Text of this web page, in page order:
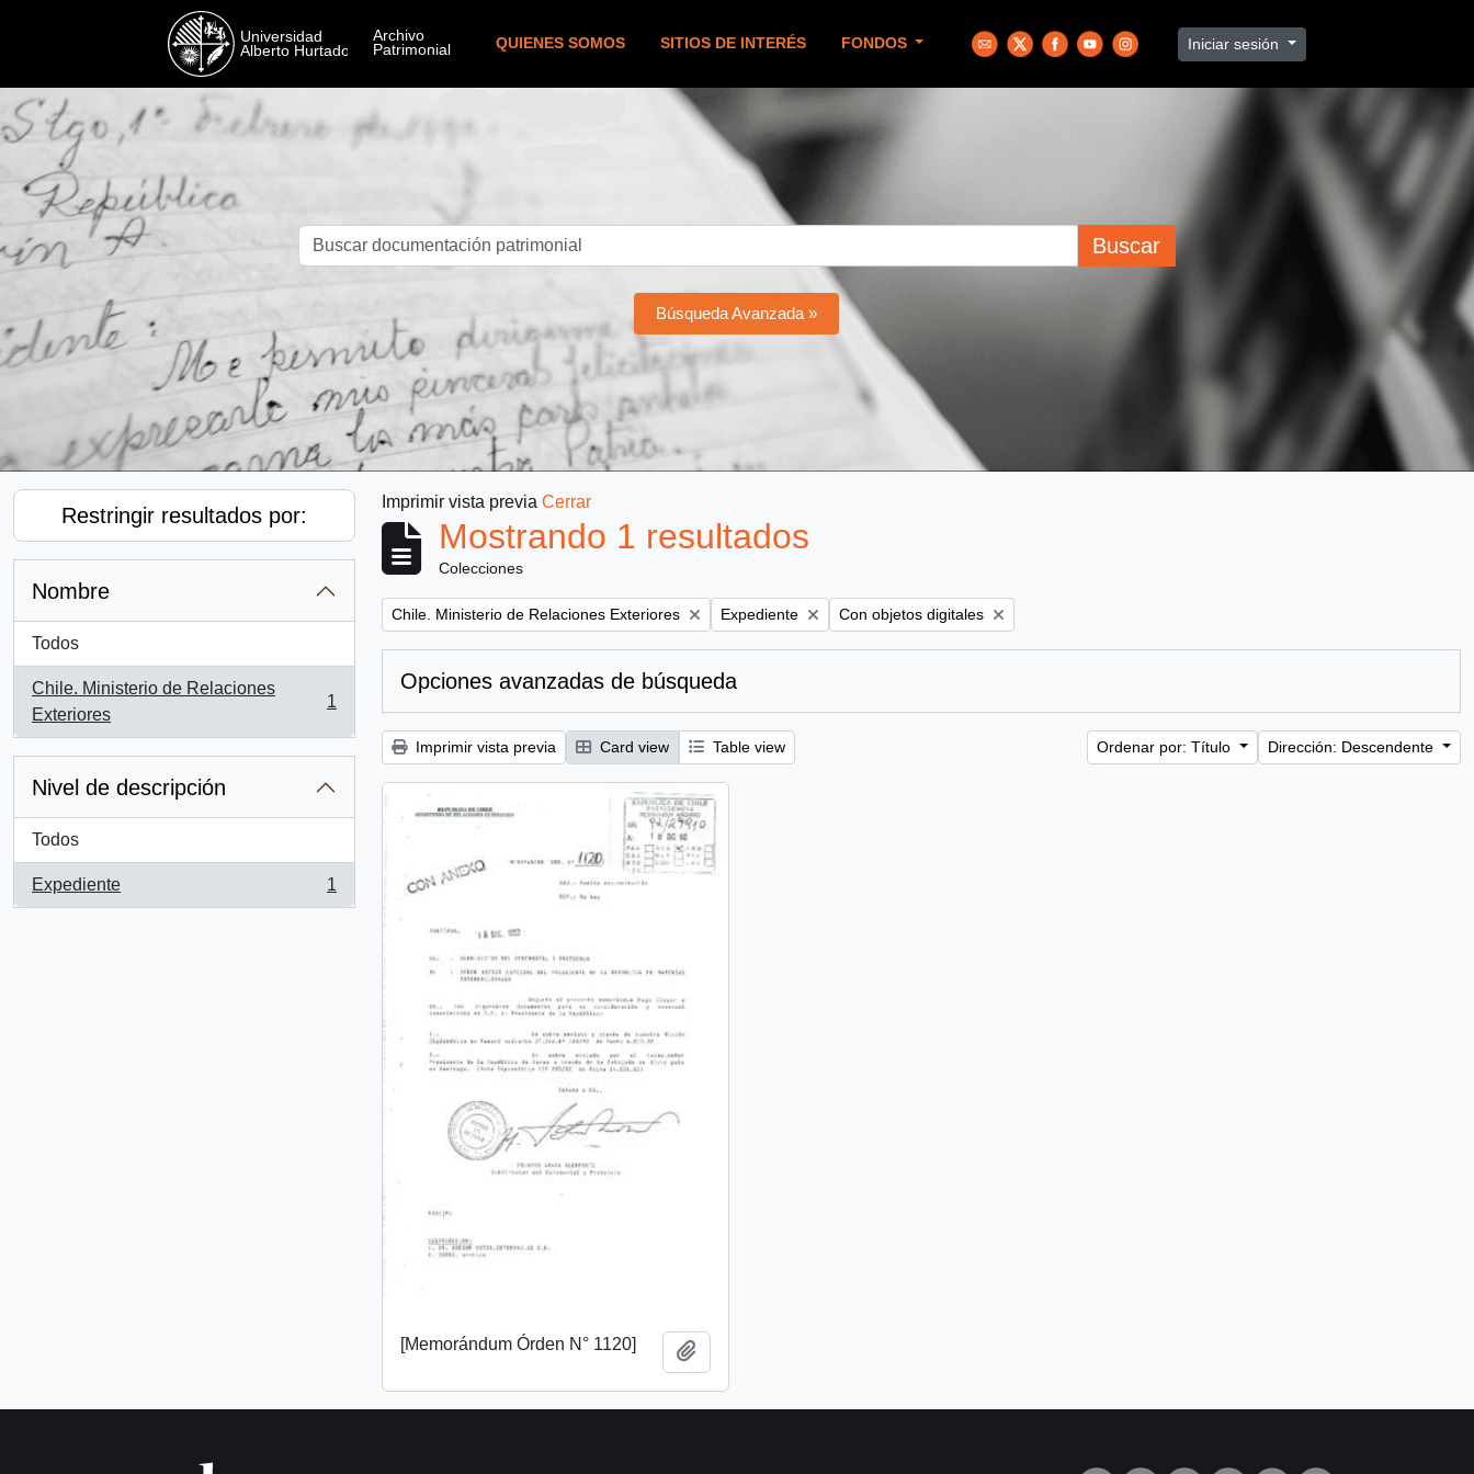
QUIENES SOMOS SITIOS DE INTERÉS FONDOS Iniciar sesión
Buscar
Búsqueda Avanzada »
Restringir resultados por:
Nombre
Todos
Chile. Ministerio de Relaciones
Exteriores
, 1 resultados
1
Nivel de descripción
Todos
Expediente
, 1 resultados
1
Imprimir vista previa Cerrar
Mostrando 1 resultados
Colecciones
Remove filter:
Chile. Ministerio de Relaciones Exteriores Remove filter:
Expediente Remove filter:
Con objetos digitales
Opciones avanzadas de búsqueda
Imprimir vista previa Card view Table view Ordenar por: Título Dirección: Descendente
[Memorándum Órden N° 1120]